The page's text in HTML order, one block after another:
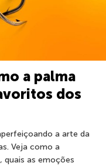
a palma
dos
a arte da
Veja como a
quais as emoções